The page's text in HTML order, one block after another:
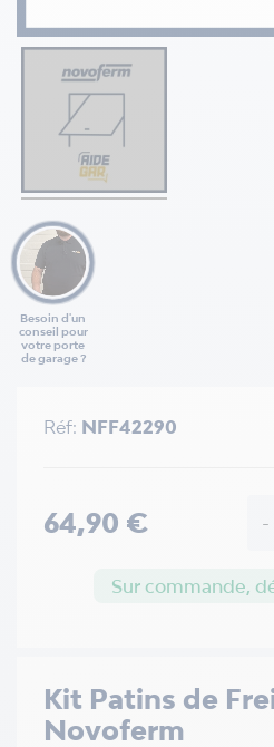
Besoin d'un
conseil pour
votre porte
de garage ?
Kit Patins de
Novoferm
Réf: NFF42290
64,90 € -
Sur commande,